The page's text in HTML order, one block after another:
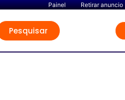
Painel Retirar anuncio
Pesquisar